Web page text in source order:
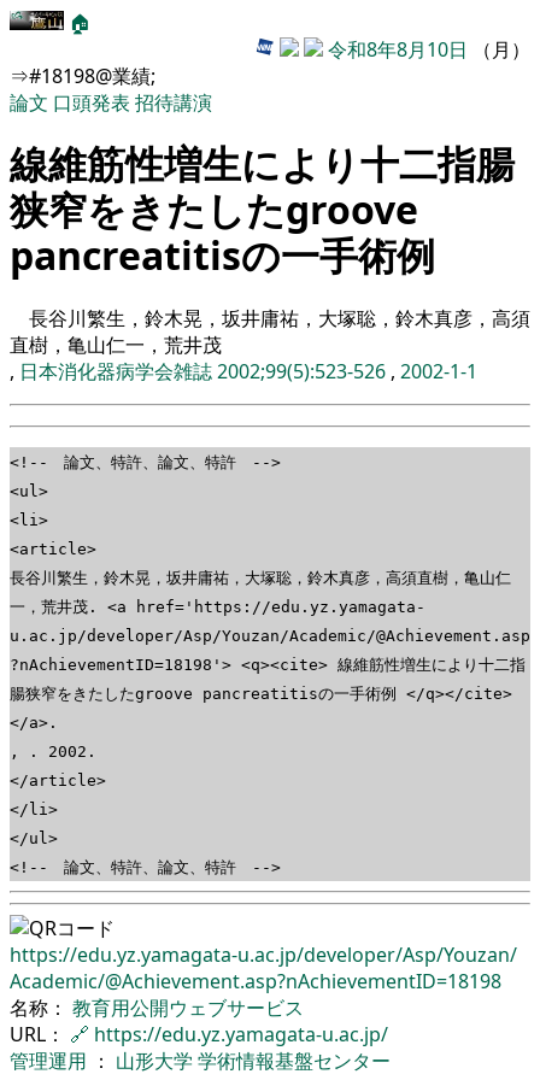
🏠
令和8年8月10日 （月）
⇒#18198@業績;
論文 口頭発表 招待講演
線維筋性増生により十二指腸
狭窄をきたしたgroove
pancreatitisの一手術例
長谷川繁生，鈴木晃，坂井庸祐，大塚聡，鈴木真彦，高須
直樹，亀山仁一，荒井茂
, 日本消化器病学会雑誌 2002;99(5):523-526 , 2002-1-1
<!-- 論文、特許、論文、特許 -->
<ul>
<li>
<article>
長谷川繁生，鈴木晃，坂井庸祐，大塚聡，鈴木真彦，高須直樹，亀山仁
一，荒井茂. <a href='https://edu.yz.yamagata-
u.ac.jp/developer/Asp/Youzan/Academic/@Achievement.asp
?nAchievementID=18198'> <q><cite> 線維筋性増生により十二指
腸狭窄をきたしたgroove pancreatitisの一手術例 </q></cite>
</a>.
, . 2002.
</article>
</li>
</ul>
<!-- 論文、特許、論文、特許 -->
https://edu.yz.yamagata-u.ac.jp/developer/Asp/Youzan/
Academic/@Achievement.asp?nAchievementID=18198
名称： 教育用公開ウェブサービス
URL： 🔗 https://edu.yz.yamagata-u.ac.jp/
管理運用 ： 山形大学 学術情報基盤センター